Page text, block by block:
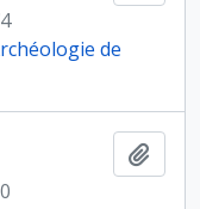
de